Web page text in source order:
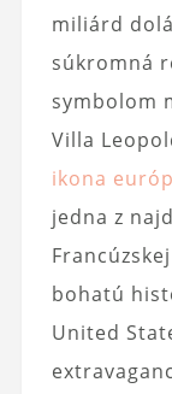
miliárd
súkromná
symbolom
Villa
ikona
jedna z
bohatú
United